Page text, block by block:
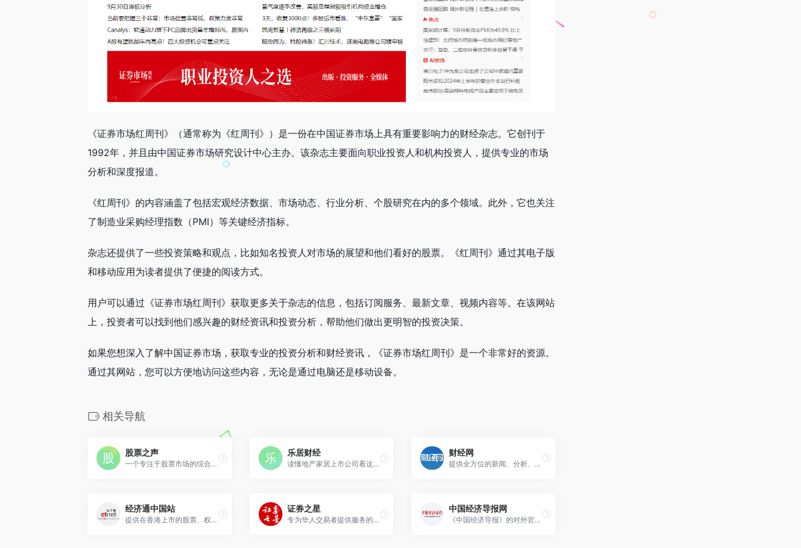
《证券市场红周刊》（通常称为《红周刊》）是一份在中国证券市场上具有重要影响力的财经杂志。它创刊于
1992年，并且由中国证券市场研究设计中心主办。该杂志主要面向职业投资人和机构投资人，提供专业的市场
分析和深度报道。
《红周刊》的内容涵盖了包括宏观经济数据、市场动态、行业分析、个股研究在内的多个领域。此外，它也关注
了制造业采购经理指数（PMI）等关键经济指标。
杂志还提供了一些投资策略和观点，比如知名投资人对市场的展望和他们看好的股票。《红周刊》通过其电子版
和移动应用为读者提供了便捷的阅读方式。
用户可以通过《证券市场红周刊》获取更多关于杂志的信息，包括订阅服务、最新文章、视频内容等。在该网站
上，投资者可以找到他们感兴趣的财经资讯和投资分析，帮助他们做出更明智的投资决策。
如果您想深入了解中国证券市场，获取专业的投资分析和财经资讯，《证券市场红周刊》是一个非常好的资源。
通过其网站，您可以方便地访问这些内容，无论是通过电脑还是移动设备。
相关导航
股票之声
一个专注于股票市场的综合性信息平台，提供全面的股票信息和交流服务
乐居财经
读懂地产家居上市公司看这里,乐居财经权威大数据研报解析，包括财经资讯、地产公司、房企人物、财经数据等-乐居财经
财经网
提供全方位的新闻、分析、评论与可信赖的信息源
经济通中国站
提供在香港上市的股票、权证即时报价服务，及各种外汇投资、财金博客,并提供专家大盘分析、数据解读等服务
证券之星
专为华人交易者提供服务的财经门户网站
中国经济导报网
《中国经济导报》的对外官方网站